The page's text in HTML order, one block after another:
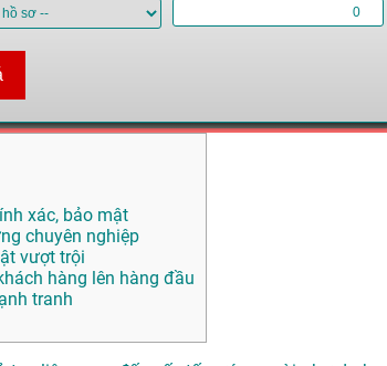
xác, bảo mật
chuyên nghiệp
vượt trội
hàng lên hàng đầu
tranh